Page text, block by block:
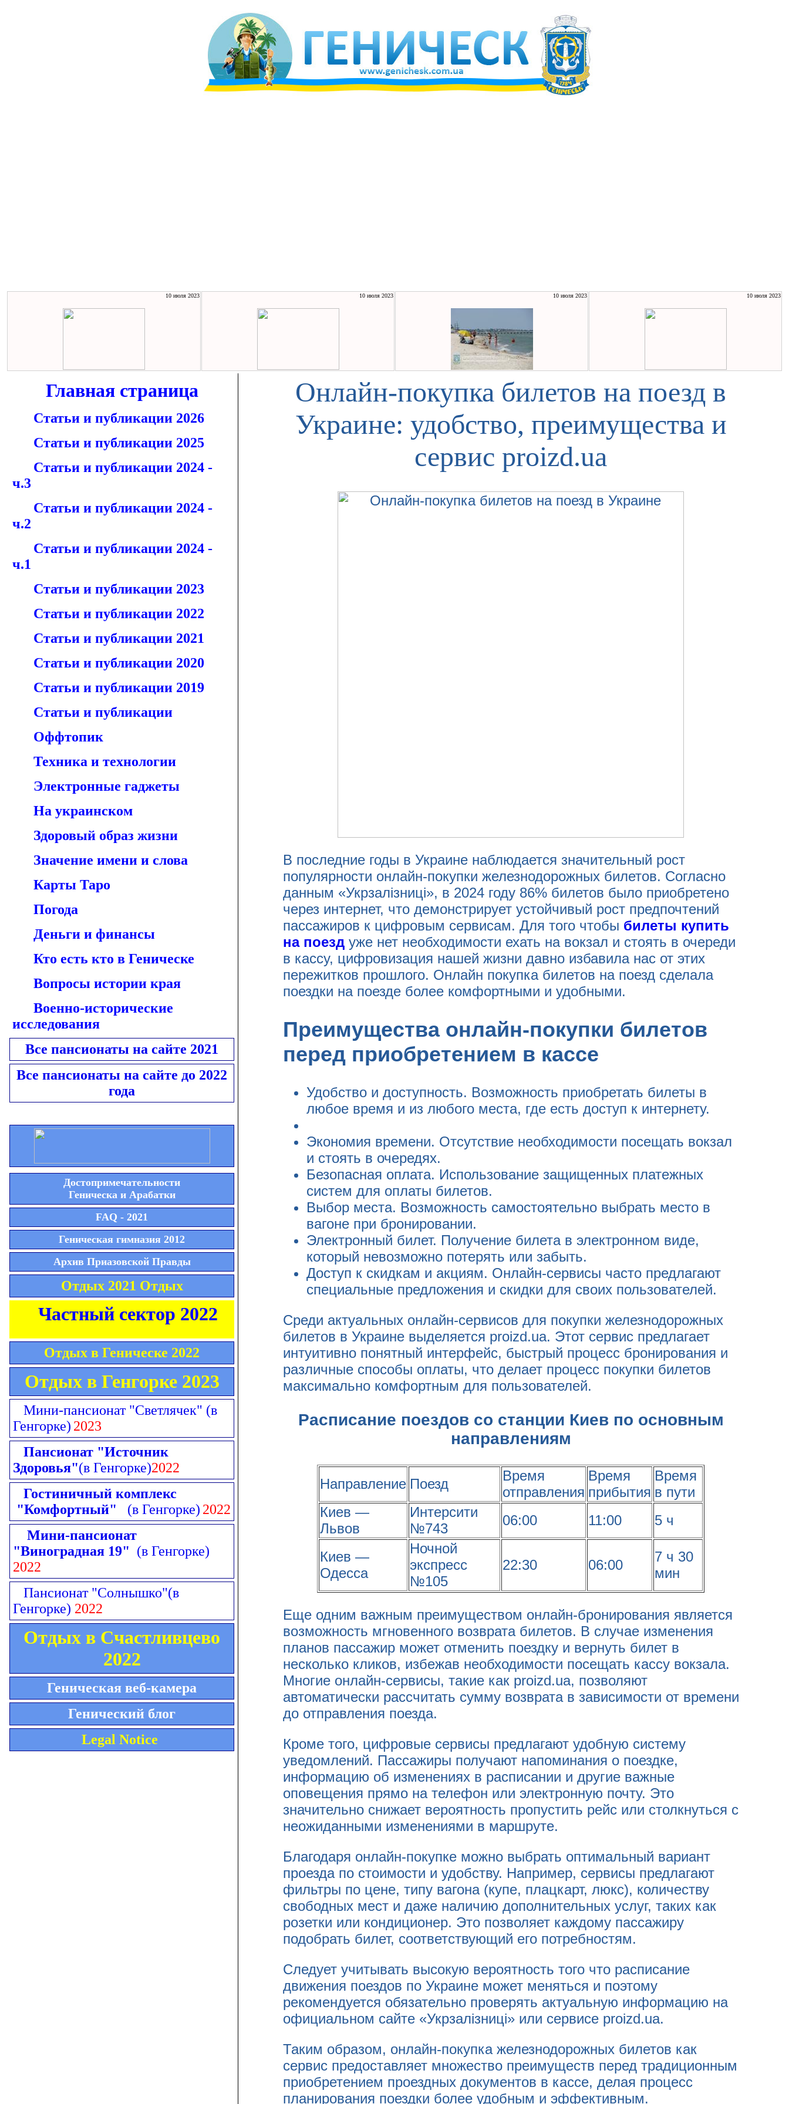
10 июля 2023 10 июля 2023 10 июля 2023 10 июля 2023
Главная страница
Статьи и публикации 2026
Статьи и публикации 2025
Статьи и публикации 2024 -
ч.3
Статьи и публикации 2024 -
ч.2
Статьи и публикации 2024 -
ч.1
Статьи и публикации 2023
Статьи и публикации 2022
Статьи и публикации 2021
Статьи и публикации 2020
Статьи и публикации 2019
Статьи и публикации
Оффтопик
Техника и технологии
Электронные гаджеты
На украинском
Здоровый образ жизни
Значение имени и слова
Карты Таро
Погода
Деньги и финансы
Кто есть кто в Геническе
Вопросы истории края
Военно-исторические
исследования
Все пансионаты на сайте 2021
Все пансионаты на сайте до 2022
года
Достопримечательности
Геническа и Арабатки
FAQ - 2021
Геническая гимназия 2012
Архив Приазовской Правды
Отдых 2021 Отдых
Частный сектор 2022
Отдых в Геническе 2022
Отдых в Генгорке 2023
Мини-пансионат "Светлячек" (в
Генгорке) 2023
Пансионат "Источник
Здоровья"(в Генгорке)2022
Гостиничный комплекс
"Комфортный" (в Генгорке) 2022
Мини-пансионат
"Виноградная 19" (в Генгорке)
2022
Пансионат "Солнышко"(в
Генгорке) 2022
Отдых в Счастливцево
2022
Геническая веб-камера
Генический блог
Legal Notice
Онлайн-покупка билетов на поезд в
Украине: удобство, преимущества и
сервис proizd.ua
В последние годы в Украине наблюдается значительный рост
популярности онлайн-покупки железнодорожных билетов. Согласно
данным «Укрзалізниці», в 2024 году 86% билетов было приобретено
через интернет, что демонстрирует устойчивый рост предпочтений
пассажиров к цифровым сервисам. Для того чтобы билеты купить
на поездуже нет необходимости ехать на вокзал и стоять в очереди
в кассу, цифровизация нашей жизни давно избавила нас от этих
пережитков прошлого. Онлайн покупка билетов на поезд сделала
поездки на поезде более комфортными и удобными.
Преимущества онлайн-покупки билетов
перед приобретением в кассе
Удобство и доступность. Возможность приобретать билеты в
любое время и из любого места, где есть доступ к интернету.
Экономия времени. Отсутствие необходимости посещать вокзал
и стоять в очередях.
Безопасная оплата. Использование защищенных платежных
систем для оплаты билетов.
Выбор места. Возможность самостоятельно выбрать место в
вагоне при бронировании.
Электронный билет. Получение билета в электронном виде,
который невозможно потерять или забыть.
Доступ к скидкам и акциям. Онлайн-сервисы часто предлагают
специальные предложения и скидки для своих пользователей.
Среди актуальных онлайн-сервисов для покупки железнодорожных
билетов в Украине выделяется proizd.ua. Этот сервис предлагает
интуитивно понятный интерфейс, быстрый процесс бронирования и
различные способы оплаты, что делает процесс покупки билетов
максимально комфортным для пользователей.
Расписание поездов со станции Киев по основным
направлениям
Направление Поезд
Время
отправления
Время
прибытия
Время
в пути
Киев —
Львов
Интерсити
№743
06:00 11:00 5 ч
Киев —
Одесса
Ночной
экспресс
№105
22:30 06:00
7 ч 30
мин
Еще одним важным преимуществом онлайн-бронирования является
возможность мгновенного возврата билетов. В случае изменения
планов пассажир может отменить поездку и вернуть билет в
несколько кликов, избежав необходимости посещать кассу вокзала.
Многие онлайн-сервисы, такие как proizd.ua, позволяют
автоматически рассчитать сумму возврата в зависимости от времени
до отправления поезда.
Кроме того, цифровые сервисы предлагают удобную систему
уведомлений. Пассажиры получают напоминания о поездке,
информацию об изменениях в расписании и другие важные
оповещения прямо на телефон или электронную почту. Это
значительно снижает вероятность пропустить рейс или столкнуться с
неожиданными изменениями в маршруте.
Благодаря онлайн-покупке можно выбрать оптимальный вариант
проезда по стоимости и удобству. Например, сервисы предлагают
фильтры по цене, типу вагона (купе, плацкарт, люкс), количеству
свободных мест и даже наличию дополнительных услуг, таких как
розетки или кондиционер. Это позволяет каждому пассажиру
подобрать билет, соответствующий его потребностям.
Следует учитывать высокую вероятность того что расписание
движения поездов по Украине может меняться и поэтому
рекомендуется обязательно проверять актуальную информацию на
официальном сайте «Укрзалізниці» или сервисе proizd.ua.
Таким образом, онлайн-покупка железнодорожных билетов как
сервис предоставляет множество преимуществ перед традиционным
приобретением проездных документов в кассе, делая процесс
планирования поездки более удобным и эффективным.